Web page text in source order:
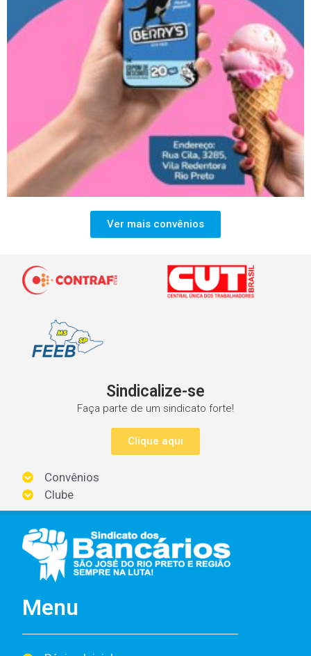
Ver mais convênios
Sindicalize-se
Faça parte de um sindicato forte!
Clique aqui
Convênios
Clube
Menu